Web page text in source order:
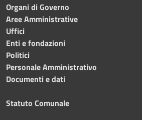
Organi di Governo
Aree Amministrative
Uffici
Enti e fondazioni
Politici
Personale Amministrativo
Documenti e dati
Statuto Comunale